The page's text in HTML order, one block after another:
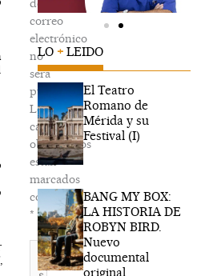
de
correo
electrónico
no
será
publicada.
Los
campos
obligatorios
están
marcados
con
*
Escribe
aquí...
LO + LEIDO
El Teatro
Romano de
Mérida y su
Festival (I)
BANG MY BOX:
LA HISTORIA DE
ROBYN BIRD.
Nuevo
documental
original